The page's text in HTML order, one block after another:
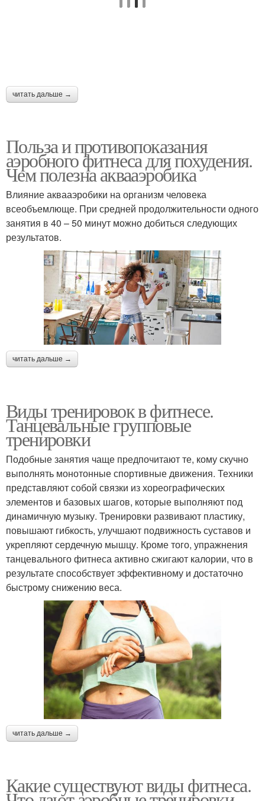
читать дальше →
Польза и противопоказания
аэробного фитнеса для похудения.
Чем полезна аквааэробика
Влияние аквааэробики на организм человека
всеобъемлюще. При средней продолжительности одного
занятия в 40 – 50 минут можно добиться следующих
результатов.
читать дальше →
Виды тренировок в фитнесе.
Танцевальные групповые
тренировки
Подобные занятия чаще предпочитают те, кому скучно
выполнять монотонные спортивные движения. Техники
представляют собой связки из хореографических
элементов и базовых шагов, которые выполняют под
динамичную музыку. Тренировки развивают пластику,
повышают гибкость, улучшают подвижность суставов и
укрепляют сердечную мышцу. Кроме того, упражнения
танцевального фитнеса активно сжигают калории, что в
результате способствует эффективному и достаточно
быстрому снижению веса.
читать дальше →
Какие существуют виды фитнеса.